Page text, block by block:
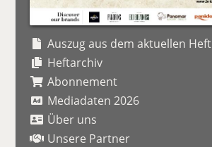
Auszug aus dem aktuellen Heft
Heftarchiv
Abonnement
Mediadaten 2026
Über uns
Unsere Partner